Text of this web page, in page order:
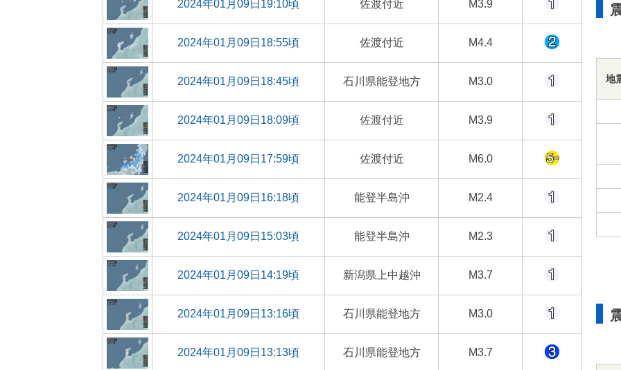
2024年01月09日19:10頃 佐渡付近 M3.9
2024年01月09日18:55頃 佐渡付近 M4.4
2024年01月09日18:45頃 石川県能登地方 M3.0
2024年01月09日18:09頃 佐渡付近 M3.9
2024年01月09日17:59頃 佐渡付近 M6.0
2024年01月09日16:18頃 能登半島沖 M2.4
2024年01月09日15:03頃 能登半島沖 M2.3
2024年01月09日14:19頃 新潟県上中越沖 M3.7
2024年01月09日13:16頃 石川県能登地方 M3.0
2024年01月09日13:13頃 石川県能登地方 M3.7
地